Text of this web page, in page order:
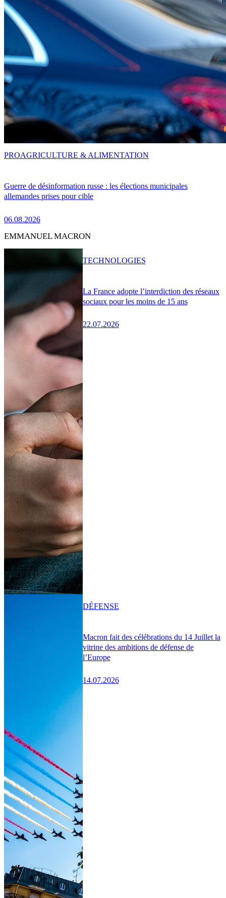
Guerre de désinformation russe : les élections municipales
allemandes prises pour cible
06.08.2026
PROAGRICULTURE & ALIMENTATION
EMMANUEL MACRON
La France adopte l’interdiction des réseaux
sociaux pour les moins de 15 ans
22.07.2026
TECHNOLOGIES
Macron fait des célébrations du 14 Juillet la
vitrine des ambitions de défense de
l’Europe
14.07.2026
DÉFENSE